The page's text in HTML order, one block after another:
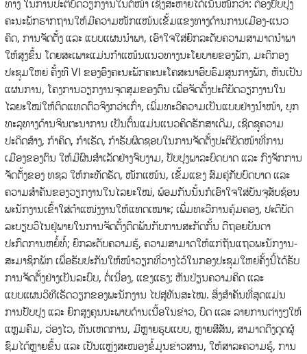
ທາງ ໃນການປະຕິບັດວຽກງານໃນຕໍ່ໜ້າ ເຊິ່ງສະຫາຍໄດ້ເນັ້ນໜັກວ່າ: ຕ້ອງປັບປຸງ
ຄະນະພັກຮາກຖານໃຫ້ມີຄວາມໜັກແໜ້ນເຂັ້ມແຂງທາງດ້ານການເມືອງ-ແນວ
ຄິດ, ການຈັດຕັ້ງ ແລະ ແບບແຜນນໍາພາ, ເອົາໃຈໃສ່ຍົກລະດັບຄວາມສາມາດນໍາພາ
ໃຫ້ສູງຂຶ້ນ ໂດຍສະເພາະແມ່ນກໍາແໜ້ນແນວທາງນະໂຍບາຍຂອງພັກ, ມະຕິກອງ
ປະຊຸມໃຫຍ່ ຄັ້ງທີ VI ຂອງອົງຄະນະພັກຄະນະໂຄສະນາອົບຮົມສູນກາງພັກ, ຫັນເປັນ
ແຜນການ, ໂຄງການວຽກງານຈຸດສຸມຂອງຕົນ ເພື່ອຈັດຕັ້ງປະຕິບັດວຽກງານໃນ
ໄລຍະໃໝ່ໃຫ້ຕິດແທດຕົວຈິງກວ່າເກົ່າ, ເພີ່ມທະວີຄວາມເປັນແບບຢ່າງນໍາໜ້າ, ບຸກ
ທະລຸທາງດ້ານຈິນຕະນາການ ເປັນຕົ້ນແມ່ນແນວຄິດຮັກສາເດີມ, ເຊີດຊູຄວາມ
ປະດິດສ້າງ, ກ້າຄິດ, ກ້າເຮັດ, ກ້າຮັບຜິດຊອບໃນການຈັດຕັ້ງປະຕິບັດໜ້າທີ່ການ
ເມືອງຂອງຕົນ ໃຫ້ມີຜົນສຳເລັດຢ່າງຈົບງາມ, ປັບປຸງພາລະບົດບາດ ແລະ ກົງຈັກການ
ຈັດຕັ້ງຂອງ ທຊລ ໃຫ້ກະທັດຮັດ, ໜັກແໜ້ນ, ເຂັ້ມແຂງ ສົມຄູ່ກັບບົດບາດ ແລະ
ຄວາມສໍາຄັນຂອງວຽກງານໃນໄລຍະໃໝ່, ພ້ອມກັນນັ້ນກໍເອົາໃຈໃສ່ບັນຈຸສັບຊ້ອນ
ພະນັກງານເຂົ້າໃສ່ຕໍາແໜ່ງງານໃຫ້ແທດເໝາະ; ເພີ່ມທະວີການຄຸ້ມຄອງ, ປະຕິບັດ
ລະບຽບວິໄນຢູ່ພາຍໃນການຈັດຕັ້ງຕິດພັນກັບການສະກັດກັ້ນ ຕີຖອຍບັນດາ
ປະກົດການຫຍໍ້ທໍ້; ຍົກລະດັບຄວາມຮູ້, ຄວາມສາມາດໃຫ້ແກ່ຖັນແຖວພະນັກງານ-
ສະມາຊິກພັກ ເພື່ອຮັບປະກັນໃຫ້ໜ້າວຽກທີ່ວາງໄວ້ໃນກອງປະຊຸມໃຫຍ່ຄັ້ງນີ້ໄດ້ຮັບ
ການຈັດຕັ້ງຢ່າງເປັນລະບົບ, ຕໍ່ເນື່ອງ, ແຂງແຮງ; ຫັນປ່ຽນຄວາມຄິດ ແລະ
ແບບແຜນວິທີເຮັດວຽກຂອງພະນັກງານ ໄປສູ່ທັນສະໄໝ. ສິ່ງສໍາຄັນທີ່ສຸດແມ່ນ
ການປັບ​ປຸງ ແລະ ຍົກສູງຄຸນນະພາບດ້ານເນື້ອໃນ​ຂ່າວ, ບົດ ແລະ ລາຍການ​ຕ່າງໆ​ໃຫ້
ແຫຼມ​ຄົມ, ວ່ອງ​ໄວ, ທັນເຫດການ, ມີຫຼາຍຮູບແບບ, ຫຼາຍສີສັນ, ສາມາດດຶງດູດຜູ້​
ຊົມໄດ້ຫຼາຍຂຶ້ນ ແລະ ເປັນແຫຼ່ງສະໜອງຂໍ້ມູນຂ່າວສານ, ໃຫ້ສາລະຄວາມຮູ້, ການ